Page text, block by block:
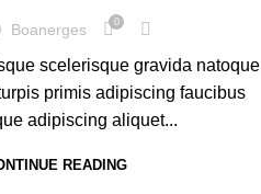
Boanerges 0
scelerisque gravida natoque
primis adipiscing faucibus
adipiscing aliquet...
READING